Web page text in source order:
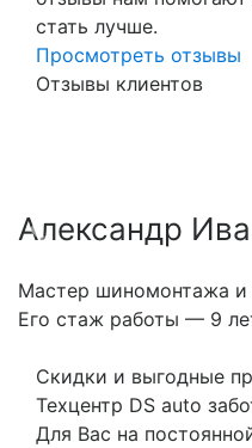
стать лучше.
Просмотреть отзывы
Отзывы клиентов
Александр
Мастер шиномонтажа и
Его стаж работы — 9
Previous
Скидки и выгодные
Техцентр DS auto
Для Вас на